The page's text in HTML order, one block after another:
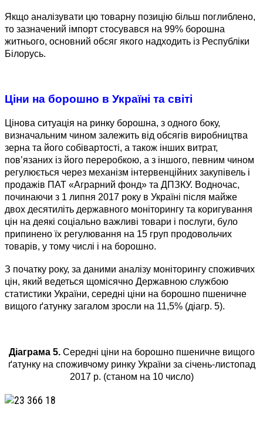
Якщо аналізувати цю товарну позицію більш поглиблено,
то зазначений імпорт стосувався на 99% борошна
житнього, основний обсяг якого надходить із Республіки
Білорусь.
Ціни на борошно в Україні та світі
Цінова ситуація на ринку борошна, з одного боку,
визначальним чином залежить від обсягів виробництва
зерна та його собівартості, а також інших витрат,
пов’язаних із його переробкою, а з іншого, певним чином
регулюється через механізм інтервенційних закупівель і
продажів ПАТ «Аграрний фонд» та ДПЗКУ. Водночас,
починаючи з 1 липня 2017 року в Україні після майже
двох десятиліть державного моніторингу та коригування
цін на деякі соціально важливі товари і послуги, було
припинено їх регулювання на 15 груп продовольчих
товарів, у тому числі і на борошно.
З початку року, за даними аналізу моніторингу споживчих
цін, який ведеться щомісячно Державною службою
статистики України, середні ціни на борошно пшеничне
вищого ґатунку загалом зросли на 11,5% (діагр. 5).
Діаграма 5.Середні ціни на борошно пшеничне вищого
ґатунку на споживчому ринку України за січень-листопад
2017 р. (станом на 10 число)